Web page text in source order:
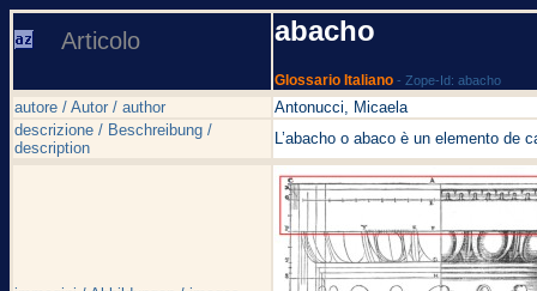
Articolo abacho
Glossario Italiano - Zope-Id: abacho
autore / Autor / author
Antonucci, Micaela
descrizione / Beschreibung /
description
L’abacho o abaco è un elemento de